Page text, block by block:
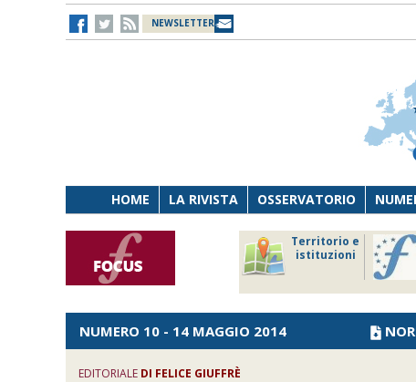
NEWSLETTER
HOME LA RIVISTA OSSERVATORIO
Territorio e
istituzioni
NUMERO 10 - 14 MAGGIO 2014
EDITORIALE DI FELICE GIUFFRÈ